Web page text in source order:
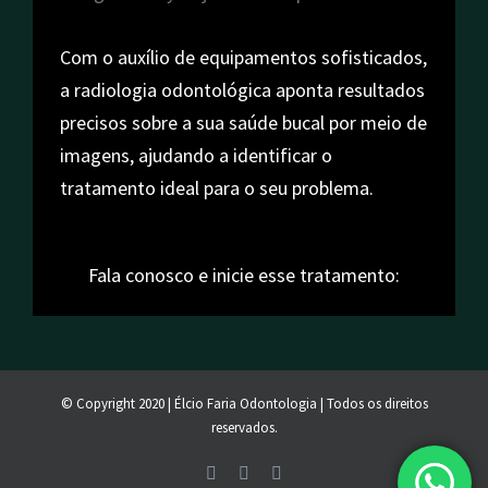
Com o auxílio de equipamentos sofisticados,
a radiologia odontológica aponta resultados
precisos sobre a sua saúde bucal por meio de
imagens, ajudando a identificar o
tratamento ideal para o seu problema.
Fala conosco e inicie esse tratamento:
© Copyright 2020 | Élcio Faria Odontologia | Todos os direitos
reservados.
FacebookInstagram